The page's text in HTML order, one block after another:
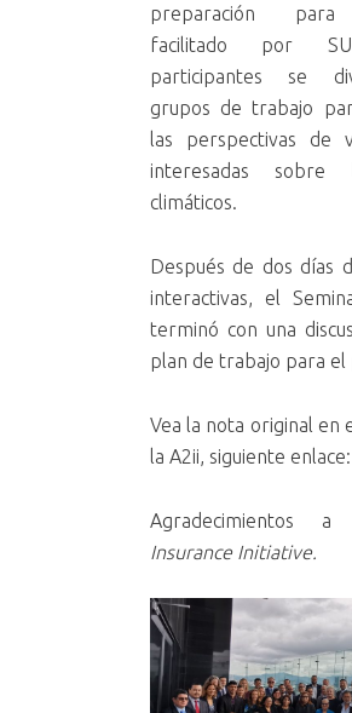
preparación para
facilitado por
participantes se
grupos de trabajo
las perspectivas de
interesadas sobre
climáticos.
Después de dos días
interactivas, el
terminó con una
plan de trabajo para el
Vea la nota original en
la A2ii, siguiente enlace:
Agradecimientos a
Insurance Initiative.